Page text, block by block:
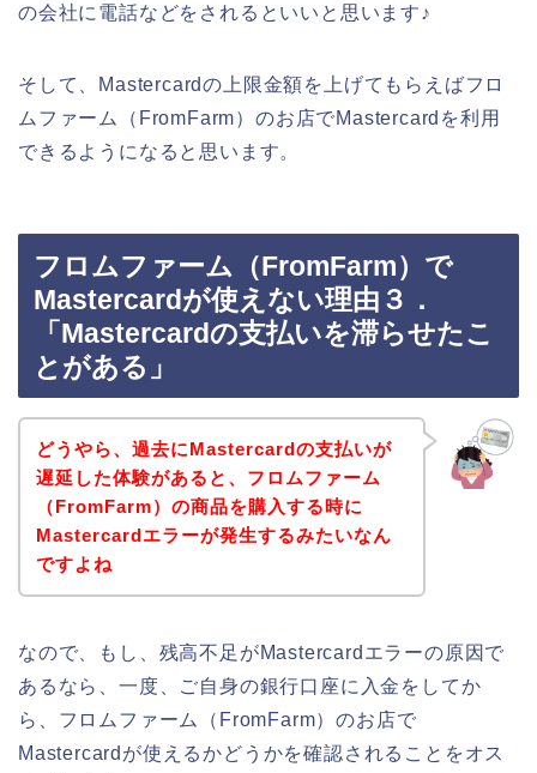
の会社に電話などをされるといいと思います♪
そして、Mastercardの上限金額を上げてもらえばフロ
ムファーム（FromFarm）のお店でMastercardを利用
できるようになると思います。
フロムファーム（FromFarm）で
Mastercardが使えない理由３．
「Mastercardの支払いを滞らせたこ
とがある」
どうやら、過去にMastercardの支払いが
遅延した体験があると、フロムファーム
（FromFarm）の商品を購入する時に
Mastercardエラーが発生するみたいなん
ですよね
なので、もし、残高不足がMastercardエラーの原因で
あるなら、一度、ご自身の銀行口座に入金をしてか
ら、フロムファーム（FromFarm）のお店で
Mastercardが使えるかどうかを確認されることをオス